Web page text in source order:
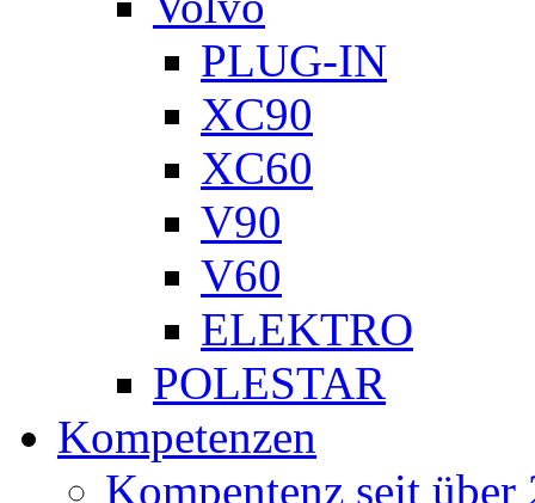
PLUG-IN
XC90
XC60
V90
V60
ELEKTRO
POLESTAR
Kompetenzen
Kompentenz seit über